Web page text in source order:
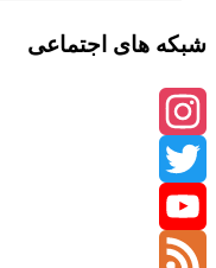
شبکه های اجتماعی
Instagram
Twitter
YouTube